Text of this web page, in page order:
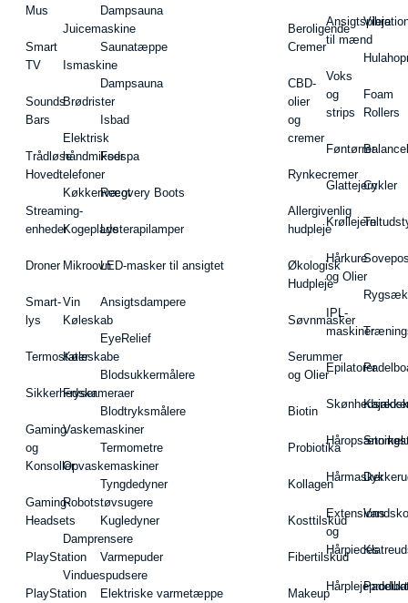
Mus
Smart
TV
Sounds
Bars
Trådløse
Hovedtelefoner
Streaming-
enheder
Droner
Smart-
lys
Termostater
Sikkerhedskameraer
Gaming
og
Konsoller
Gaming-
Headsets
PlayStation
PlayStation
Juicemaskine
Ismaskine
Brødrister
Elektrisk
håndmikser
Køkkenvægt
Kogeplade
Mikroovn
Vin
Køleskab
Køleskabe
Fryser
Vaskemaskiner
Opvaskemaskiner
Robotstøvsugere
Damprensere
Vinduespudsere
Dampsauna
Saunatæppe
Dampsauna
Isbad
Fodspa
Recovery Boots
Lysterapilamper
LED-masker til ansigtet
Ansigtsdampere
EyeRelief
Blodsukkermålere
Blodtryksmålere
Termometre
Tyngdedyner
Kugledyner
Varmepuder
Elektriske varmetæppe
Beroligende
Cremer
CBD-
olier
og
cremer
Rynkecremer
Allergivenlig
hudpleje
Økologisk
Hudpleje
Søvnmasker
Serummer
og Olier
Biotin
Probiotika
Kollagen
Kosttilskud
Fibertilskud
Makeup
Ansigtspleje
til mænd
Voks
og
strips
Føntørrer
Glattejern
Krøllejern
Hårkure
og Olier
IPL-
maskiner
Epilatorer
Hårmasker
Extensions
og
Hårpieces
Foam
Rollers
Cykler
Vandsko